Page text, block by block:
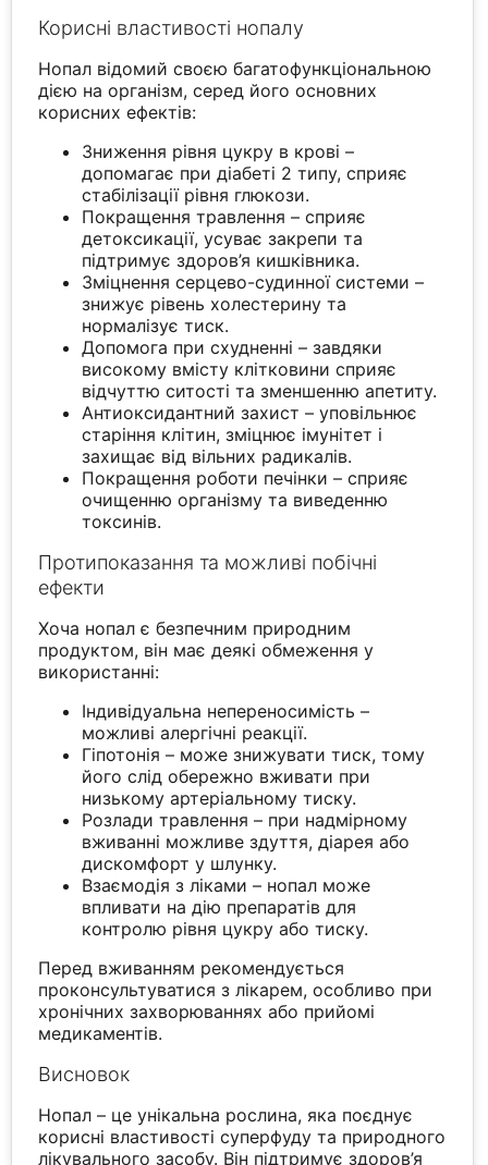
Корисні властивості нопалу
Нопал відомий своєю багатофункціональною
дією на організм, серед його основних
корисних ефектів:
Зниження рівня цукру в крові –
допомагає при діабеті 2 типу, сприяє
стабілізації рівня глюкози.
Покращення травлення – сприяє
детоксикації, усуває закрепи та
підтримує здоров’я кишківника.
Зміцнення серцево-судинної системи –
знижує рівень холестерину та
нормалізує тиск.
Допомога при схудненні – завдяки
високому вмісту клітковини сприяє
відчуттю ситості та зменшенню апетиту.
Антиоксидантний захист – уповільнює
старіння клітин, зміцнює імунітет і
захищає від вільних радикалів.
Покращення роботи печінки – сприяє
очищенню організму та виведенню
токсинів.
Протипоказання та можливі побічні
ефекти
Хоча нопал є безпечним природним
продуктом, він має деякі обмеження у
використанні:
Індивідуальна непереносимість –
можливі алергічні реакції.
Гіпотонія – може знижувати тиск, тому
його слід обережно вживати при
низькому артеріальному тиску.
Розлади травлення – при надмірному
вживанні можливе здуття, діарея або
дискомфорт у шлунку.
Взаємодія з ліками – нопал може
впливати на дію препаратів для
контролю рівня цукру або тиску.
Перед вживанням рекомендується
проконсультуватися з лікарем, особливо при
хронічних захворюваннях або прийомі
медикаментів.
Висновок
Нопал – це унікальна рослина, яка поєднує
корисні властивості суперфуду та природного
лікувального засобу. Він підтримує здоров’я